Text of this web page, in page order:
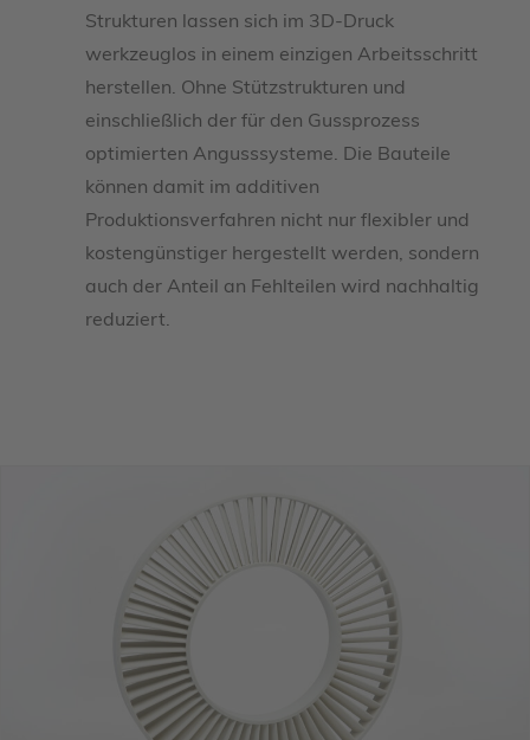
Strukturen lassen sich im 3D-Druck
werkzeuglos in einem einzigen Arbeitsschritt
herstellen. Ohne Stützstrukturen und
einschließlich der für den Gussprozess
optimierten Angusssysteme. Die Bauteile
können damit im additiven
Produktionsverfahren nicht nur flexibler und
kostengünstiger hergestellt werden, sondern
auch der Anteil an Fehlteilen wird nachhaltig
reduziert.